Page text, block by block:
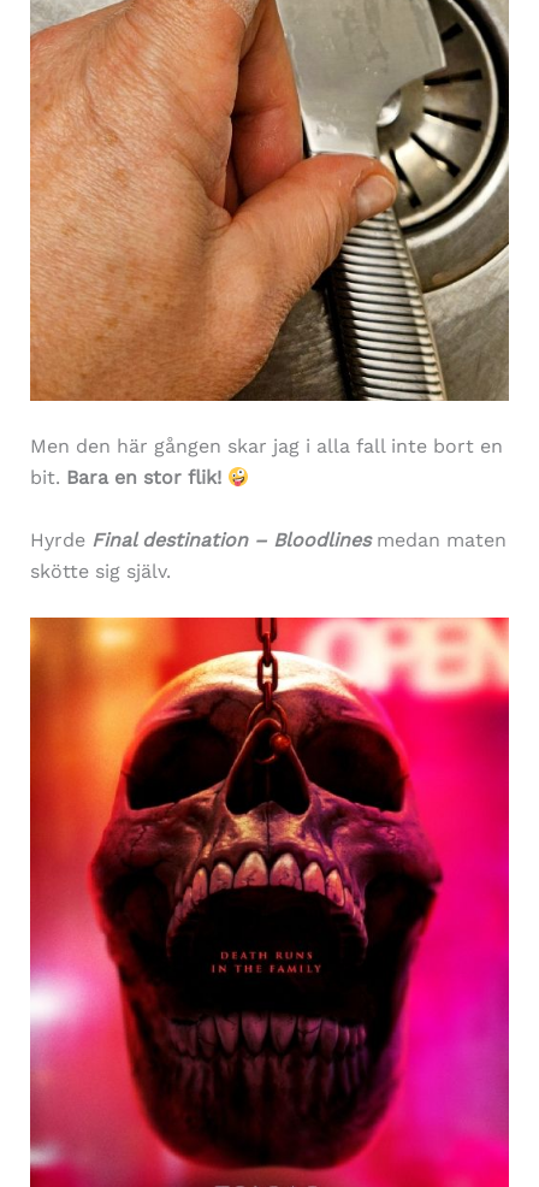
Men den här gången skar jag i alla fall inte bort en
bit. Bara en stor flik!
HyrdeFinal destination – Bloodlinesmedan maten
skötte sig själv.